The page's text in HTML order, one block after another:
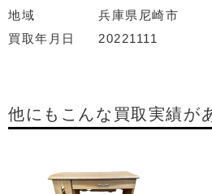
地域
兵庫県尼崎市
買取年月日
20221111
他にもこんな買取実績が